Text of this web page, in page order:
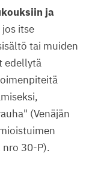
ja
jos itse
tai muiden
edellytä
(Venäjän
30-P).